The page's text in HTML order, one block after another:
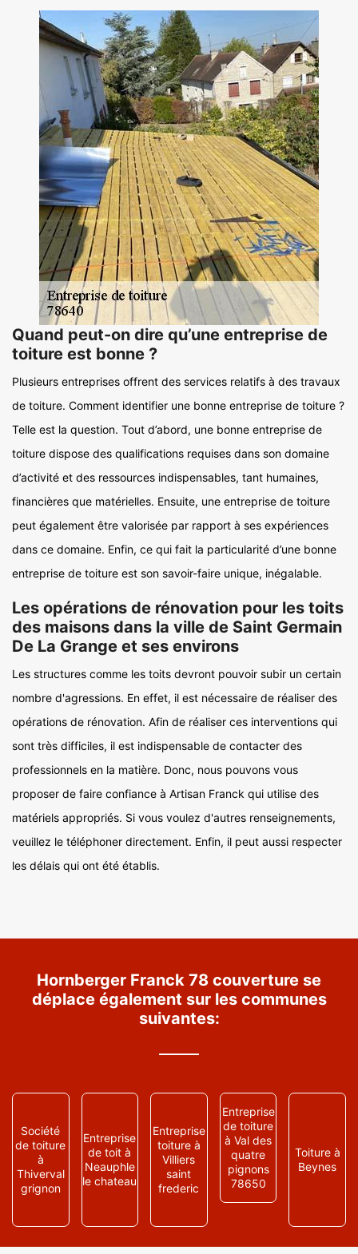
Quand peut-on dire qu’une entreprise de
toiture est bonne ?
Plusieurs entreprises offrent des services relatifs à des travaux
de toiture. Comment identifier une bonne entreprise de toiture ?
Telle est la question. Tout d’abord, une bonne entreprise de
toiture dispose des qualifications requises dans son domaine
d’activité et des ressources indispensables, tant humaines,
financières que matérielles. Ensuite, une entreprise de toiture
peut également être valorisée par rapport à ses expériences
dans ce domaine. Enfin, ce qui fait la particularité d’une bonne
entreprise de toiture est son savoir-faire unique, inégalable.
Les opérations de rénovation pour les toits
des maisons dans la ville de Saint Germain
De La Grange et ses environs
Les structures comme les toits devront pouvoir subir un certain
nombre d'agressions. En effet, il est nécessaire de réaliser des
opérations de rénovation. Afin de réaliser ces interventions qui
sont très difficiles, il est indispensable de contacter des
professionnels en la matière. Donc, nous pouvons vous
proposer de faire confiance à Artisan Franck qui utilise des
matériels appropriés. Si vous voulez d'autres renseignements,
veuillez le téléphoner directement. Enfin, il peut aussi respecter
les délais qui ont été établis.
Hornberger Franck 78 couverture se
déplace également sur les communes
suivantes:
Société
de toiture
à
Thiverval
grignon
Entreprise
de toit à
Neauphle
le chateau
Entreprise
toiture à
Villiers
saint
frederic
Entreprise
de toiture
à Val des
quatre
pignons
78650
Toiture à
Beynes